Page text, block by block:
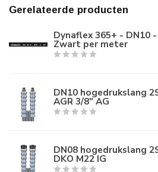
Gerelateerde producten
Dynaflex 365+ - DN10 -
Zwart per meter
DN10 hogedrukslang
AGR 3/8" AG
DN08 hogedrukslang
DKO M22 IG